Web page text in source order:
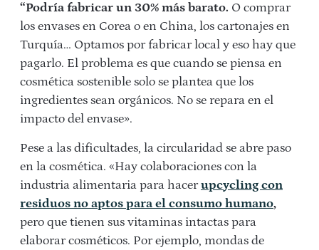
“Podría fabricar un 30% más barato. O comprar
los envases en Corea o en China, los cartonajes en
Turquía… Optamos por fabricar local y eso hay que
pagarlo. El problema es que cuando se piensa en
cosmética sostenible solo se plantea que los
ingredientes sean orgánicos. No se repara en el
impacto del envase».
Pese a las dificultades, la circularidad se abre paso
en la cosmética. «Hay colaboraciones con la
industria alimentaria para hacerupcycling con
residuos no aptos para el consumo humano,
pero que tienen sus vitaminas intactas para
elaborar cosméticos. Por ejemplo, mondas de